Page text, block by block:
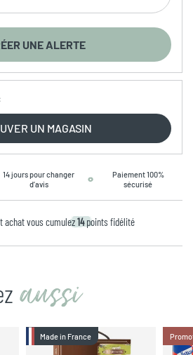
UNE ALERTE
UN MAGASIN
14 jours pour changer
d’avis
Paiement 100%
sécurisé
achat vous cumulez14 points fidélité
aussi
Made in France